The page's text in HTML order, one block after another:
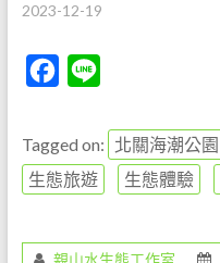
2023-12-19
e
b
n
e
Tagged on: 北關海潮公園
生態旅遊
生態體驗